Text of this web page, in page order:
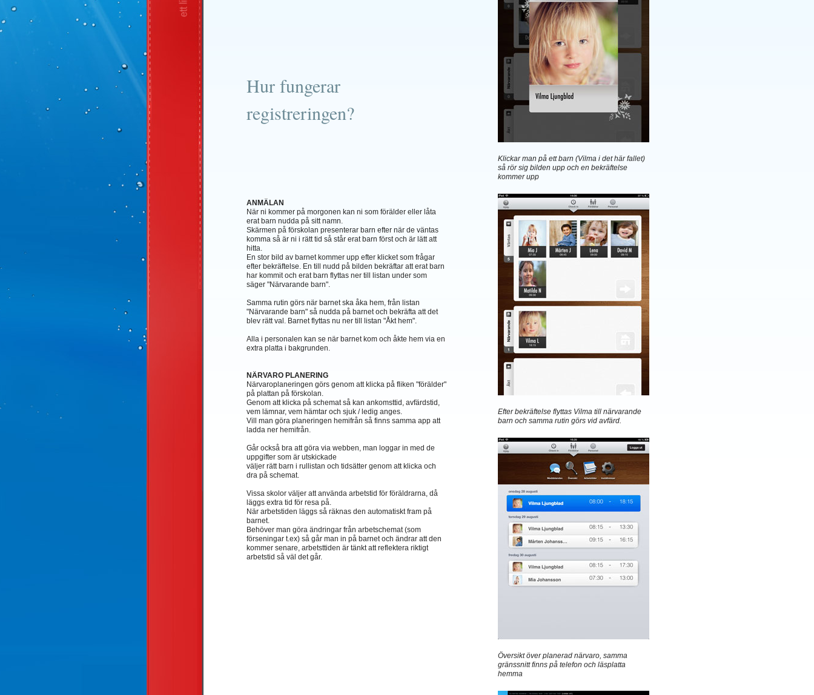
Klickar man på ett barn (Vilma i det här fallet)
så rör sig bilden upp och en bekräftelse
kommer upp
Efter bekräftelse flyttas Vilma till närvarande
barn och samma rutin görs vid avfärd.
Översikt över planerad närvaro, samma
gränssnitt finns på telefon och läsplatta
hemma
Hur fungerar
registreringen?
ANMÄLAN
När ni kommer på morgonen kan ni som förälder eller låta
erat barn nudda på sitt namn.
Skärmen på förskolan presenterar barn efter när de väntas
komma så är ni i rätt tid så står erat barn först och är lätt att
hitta.
En stor bild av barnet kommer upp efter klicket som frågar
efter bekräftelse. En till nudd på bilden bekräftar att erat barn
har kommit och erat barn flyttas ner till listan under som
säger "Närvarande barn".
Samma rutin görs när barnet ska åka hem, från listan
"Närvarande barn" så nudda på barnet och bekräfta att det
blev rätt val. Barnet flyttas nu ner till listan "Åkt hem".
Alla i personalen kan se när barnet kom och åkte hem via en
extra platta i bakgrunden.
NÄRVARO PLANERING
Närvaroplaneringen görs genom att klicka på fliken "förälder"
på plattan på förskolan.
Genom att klicka på schemat så kan ankomsttid, avfärdstid,
vem lämnar, vem hämtar och sjuk / ledig anges.
Vill man göra planeringen hemifrån så finns samma app att
ladda ner hemifrån.
Går också bra att göra via webben, man loggar in med de
uppgifter som är utskickade
väljer rätt barn i rullistan och tidsätter genom att klicka och
dra på schemat.
Vissa skolor väljer att använda arbetstid för föräldrarna, då
läggs extra tid för resa på.
När arbetstiden läggs så räknas den automatiskt fram på
barnet.
Behöver man göra ändringar från arbetschemat (som
förseningar t.ex) så går man in på barnet och ändrar att den
kommer senare, arbetsttiden är tänkt att reflektera riktigt
arbetstid så väl det går.